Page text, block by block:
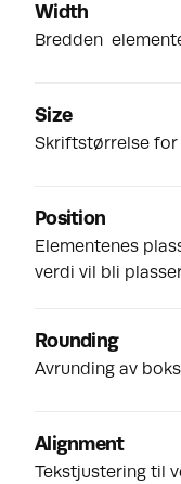
Width
Bredden
Size
Skriftstørrelse for
Position
Elementenes
verdi vil bli
Rounding
Avrunding av
Alignment
Tekstjustering til